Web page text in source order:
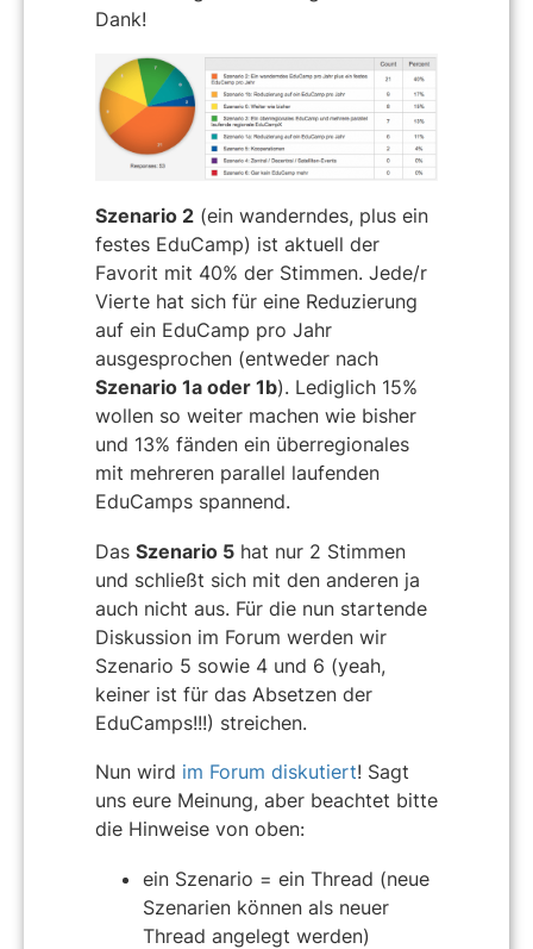
Dank!
Szenario 2 (ein wanderndes, plus ein
festes EduCamp) ist aktuell der
Favorit mit 40% der Stimmen. Jede/r
Vierte hat sich für eine Reduzierung
auf ein EduCamp pro Jahr
ausgesprochen (entweder nach
Szenario 1a oder 1b). Lediglich 15%
wollen so weiter machen wie bisher
und 13% fänden ein überregionales
mit mehreren parallel laufenden
EduCamps spannend.
Das Szenario 5 hat nur 2 Stimmen
und schließt sich mit den anderen ja
auch nicht aus. Für die nun startende
Diskussion im Forum werden wir
Szenario 5 sowie 4 und 6 (yeah,
keiner ist für das Absetzen der
EduCamps!!!) streichen.
Nun wird im Forum diskutiert! Sagt
uns eure Meinung, aber beachtet bitte
die Hinweise von oben:
ein Szenario = ein Thread (neue
Szenarien können als neuer
Thread angelegt werden)